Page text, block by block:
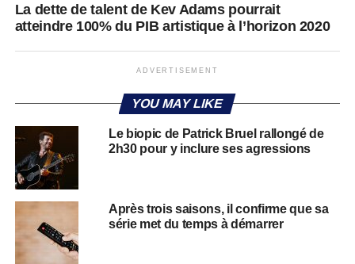
La dette de talent de Kev Adams pourrait
atteindre 100% du PIB artistique à l’horizon 2020
ADVERTISEMENT
YOU MAY LIKE
Le biopic de Patrick Bruel rallongé de
2h30 pour y inclure ses agressions
Après trois saisons, il confirme que sa
série met du temps à démarrer